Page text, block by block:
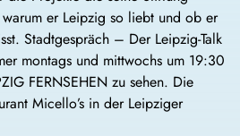
er Leipzig so liebt und ob er
Stadtgespräch – Der Leipzig-Talk
montags und mittwochs um 19:30
FERNSEHEN zu sehen. Die
Micello’s in der Leipziger